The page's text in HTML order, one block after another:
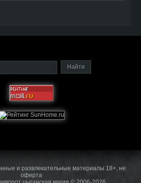
и развлекательные материалы 18+, не
оферта